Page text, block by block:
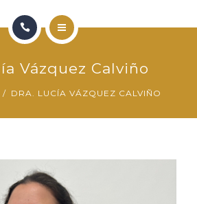
Vázquez Calviño
DRA. LUCÍA VÁZQUEZ CALVIÑO